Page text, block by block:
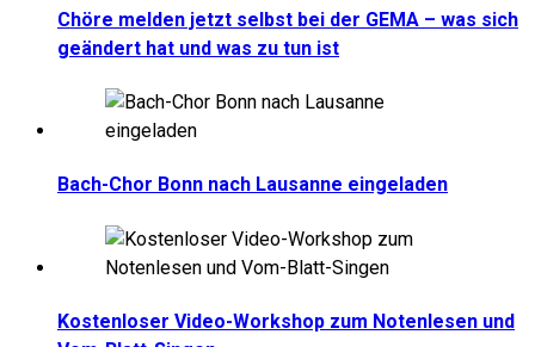
Chöre melden jetzt selbst bei der GEMA – was sich
geändert hat und was zu tun ist
Bach-Chor Bonn nach Lausanne eingeladen
Kostenloser Video-Workshop zum Notenlesen und